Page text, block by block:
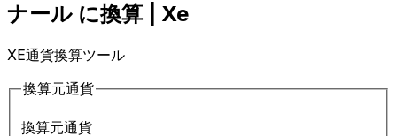
ナール に換算 | Xe
XE通貨換算ツール
換算元通貨
換算元通貨